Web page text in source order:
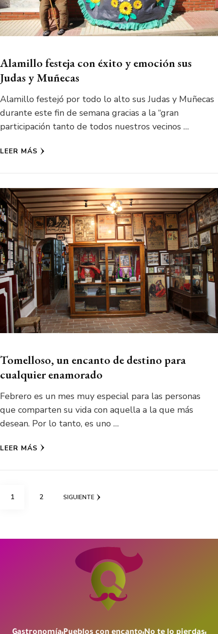
Alamillo festeja con éxito y emoción sus
Judas y Muñecas
Alamillo festejó por todo lo alto sus Judas y Muñecas
durante este fin de semana gracias a la “gran
participación tanto de todos nuestros vecinos …
LEER MÁS
Tomelloso, un encanto de destino para
cualquier enamorado
Febrero es un mes muy especial para las personas
que comparten su vida con aquella a la que más
desean. Por lo tanto, es uno …
LEER MÁS
1 2 SIGUIENTE